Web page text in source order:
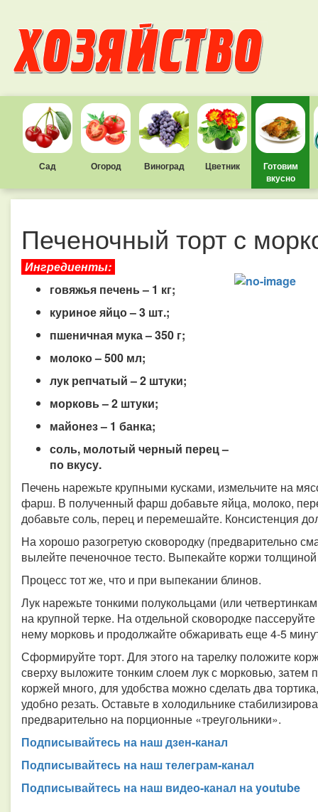
Сад Огород Виноград Цветник
Готовим
вкусно
Печеночный торт с
Ингредиенты:
говяжья печень – 1 кг;
куриное яйцо – 3 шт.;
пшеничная мука – 350 г;
молоко – 500 мл;
лук репчатый – 2 штуки;
морковь – 2 штуки;
майонез – 1 банка;
соль, молотый черный перец –
по вкусу.
Печень нарежьте крупными кусками, измельчите на
фарш. В полученный фарш добавьте яйца, молоко,
добавьте соль, перец и перемешайте. Консистенция
На хорошо разогретую сковородку (предварительно
вылейте печеночное тесто. Выпекайте коржи
Процесс тот же, что и при выпекании блинов.
Лук нарежьте тонкими полукольцами (или
на крупной терке. На отдельной сковородке
нему морковь и продолжайте обжаривать еще 4-5
Сформируйте торт. Для этого на тарелку положите
сверху выложите тонким слоем лук с морковью,
коржей много, для удобства можно сделать два
удобно резать. Оставьте в холодильнике
предварительно на порционные «треугольники».
Подписывайтесь на наш дзен-канал
Подписывайтесь на наш телеграм-канал
Подписывайтесь на наш видео-канал на youtube